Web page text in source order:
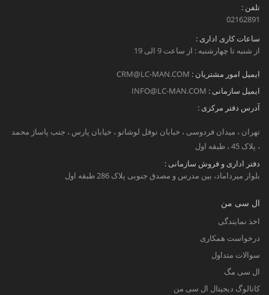
تلفن :
02162891
ساعات کاری اداری :
از شنبه تا چهارشنبه : از ساعت 9 الی 19
ایمیل امور مشتریان : CRM@LC-MAN.COM
ایمیل سازمانی : INFO@LC-MAN.COM
آدرس دفتر مرکزی :
تهران ، میدان فردوسی ، خبابان نوفل لوشاتو ، خیابان پارس ، جنب پاساژ محمد
، پلاک 45 ، طبقه اول
دفتر اداری و فروش سازمانی :
بلوار میرداماد، بین مدرس و مصدق جنوبی پلاک 286 طبقه اول
ال سی من
اخذ نمایندگی
درخواست همکاری
سوالات متداول
ال سی مگ
کاتالوگ دیجیتال ال سی من